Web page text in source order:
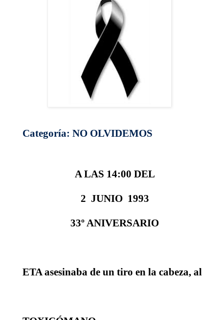
Categoría: NO OLVIDEMOS
A LAS 14:00 DEL
2 JUNIO 1993
33º ANIVERSARIO
ETA asesinaba de un tiro en la cabeza, al